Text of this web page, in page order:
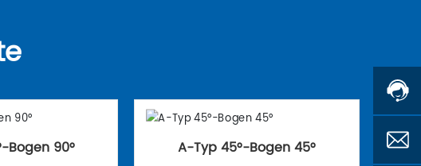
Bogen 90°
A-Typ 45°-Bogen 45°